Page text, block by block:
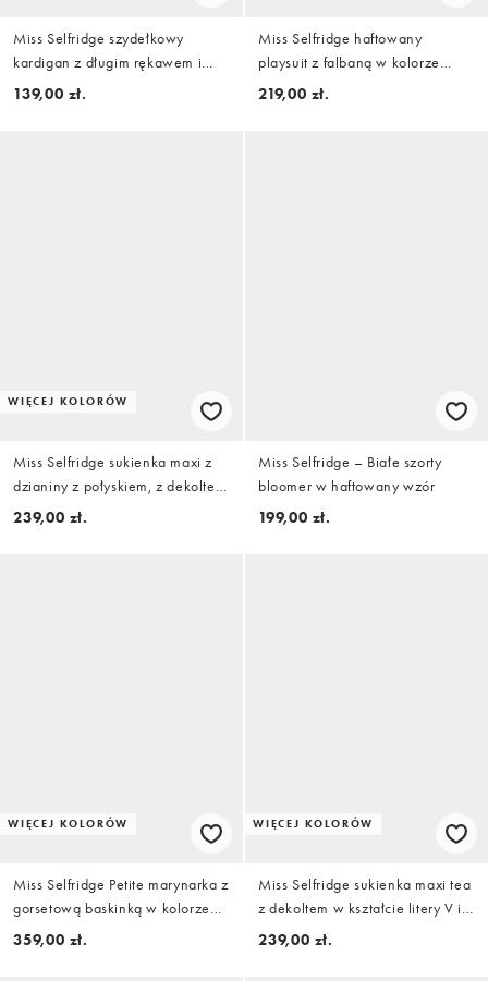
Miss Selfridge szydełkowy
kardigan z długim rękawem i
wiązaniem z przodu w maślanym
139,00 zł.
Miss Selfridge haftowany
playsuit z falbaną w kolorze
czarnym
219,00 zł.
WIĘCEJ KOLORÓW
Miss Selfridge sukienka maxi z
dzianiny z połyskiem, z dekoltem
typu halter, w kolorze złotym
239,00 zł.
Miss Selfridge – Białe szorty
bloomer w haftowany wzór
199,00 zł.
WIĘCEJ KOLORÓW
Miss Selfridge Petite marynarka z
gorsetową baskinką w kolorze
różowym
359,00 zł.
WIĘCEJ KOLORÓW
Miss Selfridge sukienka maxi tea
z dekoltem w kształcie litery V i
koronkowym wykończeniem w
239,00 zł.